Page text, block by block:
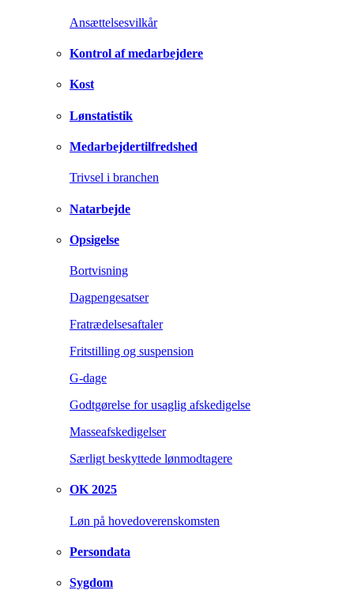
Ansættelsesvilkår
Kontrol af medarbejdere
Kost
Lønstatistik
Medarbejdertilfredshed
Trivsel i branchen
Natarbejde
Opsigelse
Bortvisning
Dagpengesatser
Fratrædelsesaftaler
Fritstilling og suspension
G-dage
Godtgørelse for usaglig afskedigelse
Masseafskedigelser
Særligt beskyttede lønmodtagere
OK 2025
Løn på hovedoverenskomsten
Persondata
Sygdom